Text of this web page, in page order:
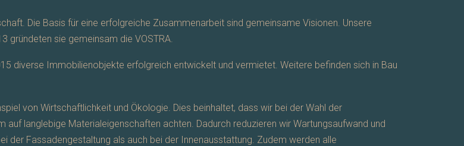
Die Basis für eine erfolgreiche Zusammenarbeit sind gemeinsame Visionen. Unsere
gründeten sie gemeinsam die VOSTRA.
diverse Immobilienobjekte erfolgreich entwickelt und vermietet. Weitere befinden sich in Bau
von Wirtschaftlichkeit und Ökologie. Dies beinhaltet, dass wir bei der Wahl der
langlebige Materialeigenschaften achten. Dadurch reduzieren wir Wartungsaufwand und
der Fassadengestaltung als auch bei der Innenausstattung. Zudem werden alle